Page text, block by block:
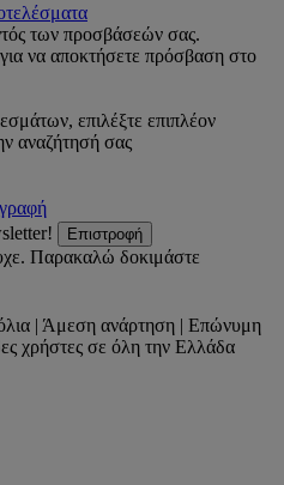
των προσβάσεών σας.
να αποκτήσετε πρόσβαση στο
επιλέξτε επιπλέον
αναζήτησή σας
Επιστροφή
Παρακαλώ δοκιμάστε
| Άμεση ανάρτηση | Επώνυμη
χρήστες σε όλη την Ελλάδα